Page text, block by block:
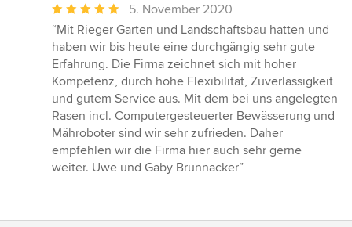
Durchschnittliche
Bewertung:
5
von
5
Sternen
5. November 2020
“Mit Rieger Garten und Landschaftsbau hatten und
haben wir bis heute eine durchgängig sehr gute
Erfahrung. Die Firma zeichnet sich mit hoher
Kompetenz, durch hohe Flexibilität, Zuverlässigkeit
und gutem Service aus. Mit dem bei uns angelegten
Rasen incl. Computergesteuerter Bewässerung und
Mähroboter sind wir sehr zufrieden. Daher
empfehlen wir die Firma hier auch sehr gerne
weiter. Uwe und Gaby Brunnacker”